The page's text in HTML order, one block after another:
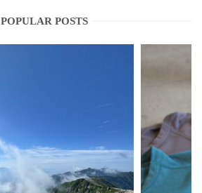
POPULAR POSTS